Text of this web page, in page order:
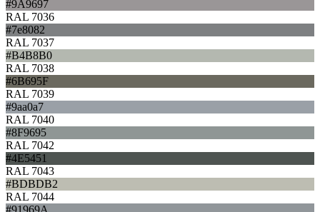
#9A9697
RAL 7036
#7e8082
RAL 7037
#B4B8B0
RAL 7038
#6B695F
RAL 7039
#9aa0a7
RAL 7040
#8F9695
RAL 7042
#4E5451
RAL 7043
#BDBDB2
RAL 7044
#91969A